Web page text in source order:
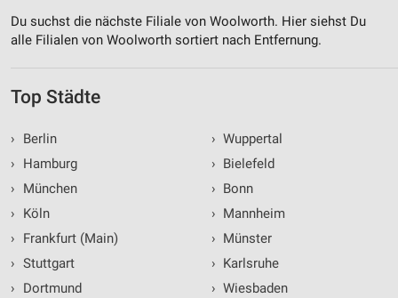
Du suchst die nächste Filiale von Woolworth. Hier siehst Du
alle Filialen von Woolworth sortiert nach Entfernung.
Top Städte
›
Berlin
›
Hamburg
›
München
›
Köln
›
Frankfurt (Main)
› Stuttgart
›
Dortmund
› Wuppertal
› Bielefeld
› Bonn
› Mannheim
› Münster
› Karlsruhe
› Wiesbaden